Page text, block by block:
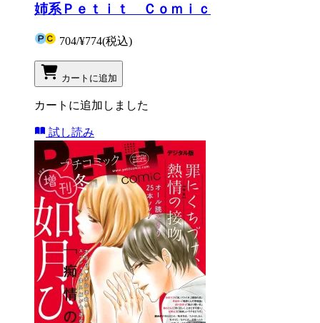
姉系Ｐｅｔｉｔ Ｃｏｍｉｃ
704/¥774(税込)
カートに追加
カートに追加しました
試し読み